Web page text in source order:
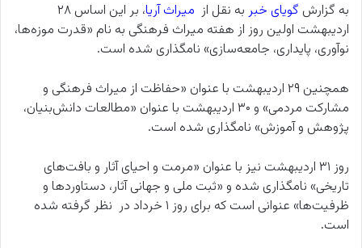
به گزارش گویای خبر به نقل از میراث‌ آریا
، بر این اساس ۲۸
اردیبهشت اولین روز از هفته میراث‌ فرهنگی به نام «قدرت موزه‌ها،
نوآوری، پایداری، جامعه‌سازی» نامگذاری شده است.
همچنین ۲۹ اردیبهشت با عنوان «حفاظت از میراث‌ فرهنگی و
مشارکت مردمی» و ۳۰ اردیبهشت با عنوان «مطالعات دانش‌بنیان،
پژوهش و آموزش» نامگذاری شده است.
روز ۳۱ اردیبهشت نیز با عنوان «مرمت و احیای آثار و بافت‌های
تاریخی» نامگذاری شده و «ثبت ملی و جهانی آثار، دستاوردها و
ظرفیت‌ها» عنوانی است که برای روز ۱ خرداد در نظر گرفته شده
است.